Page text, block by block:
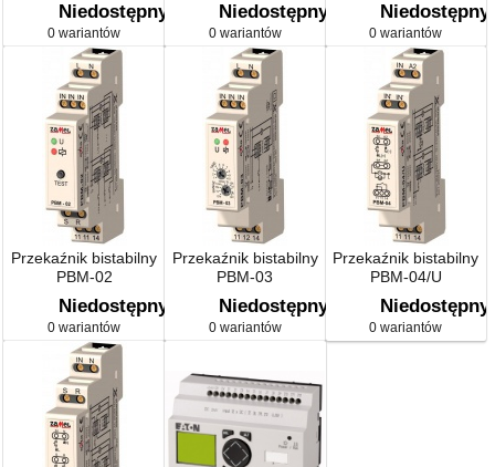
Niedostępny
0 wariantów
Niedostępny
0 wariantów
Niedostępny
0 wariantów
Przekaźnik bistabilny
PBM-02
Niedostępny
0 wariantów
Przekaźnik bistabilny
PBM-03
Niedostępny
0 wariantów
Przekaźnik bistabilny
PBM-04/U
Niedostępny
0 wariantów